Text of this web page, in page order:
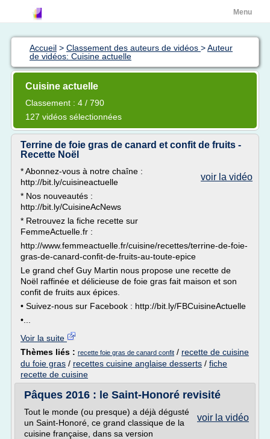
Menu
Accueil > Classement des auteurs de vidéos >Auteur
de vidéos: Cuisine actuelle
Cuisine actuelle
Classement : 4 / 790
127 vidéos sélectionnées
Terrine de foie gras de canard et confit de fruits -
Recette Noël
voir la vidéo
* Abonnez-vous à notre chaîne :
http://bit.ly/cuisineactuelle
* Nos nouveautés :
http://bit.ly/CuisineAcNews
* Retrouvez la fiche recette sur
FemmeActuelle.fr :
http://www.femmeactuelle.fr/cuisine/recettes/terrine-de-foie-
gras-de-canard-confit-de-fruits-au-toute-epice
Le grand chef Guy Martin nous propose une recette de
Noël raffinée et délicieuse de foie gras fait maison et son
confit de fruits aux épices.
• Suivez-nous sur Facebook : http://bit.ly/FBCuisineActuelle
•...
Voir la suite
Thèmes liés : recette foie gras de canard confit / recette de cuisine
du foie gras / recettes cuisine anglaise desserts / fiche
recette de cuisine
Pâques 2016 : le Saint-Honoré revisité
voir la vidéo
Tout le monde (ou presque) a déjà dégusté
un Saint-Honoré, ce grand classique de la
cuisine française, dans sa version